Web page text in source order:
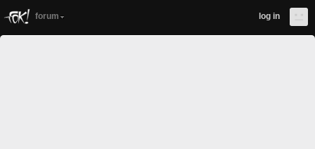
forum log in